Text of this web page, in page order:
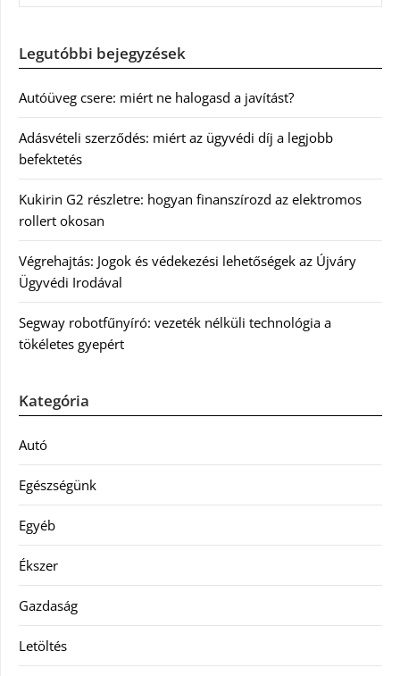
Legutóbbi bejegyzések
Autóüveg csere: miért ne halogasd a javítást?
Adásvételi szerződés: miért az ügyvédi díj a legjobb
befektetés
Kukirin G2 részletre: hogyan finanszírozd az elektromos
rollert okosan
Végrehajtás: Jogok és védekezési lehetőségek az Újváry
Ügyvédi Irodával
Segway robotfűnyíró: vezeték nélküli technológia a
tökéletes gyepért
Kategória
Autó
Egészségünk
Egyéb
Ékszer
Gazdaság
Letöltés